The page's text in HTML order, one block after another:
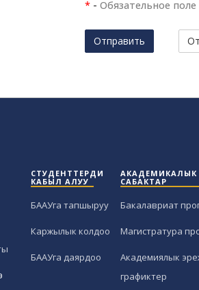
* - Обязательное поле
Отправить
СТУДЕНТТЕРДИ
КАБЫЛ АЛУУ
БААУга тапшыруу
Каржылык колдоо
БААУга даярдоо
АКАДЕМИКАЛЫК
САБАКТАР
Бакалавриат
Магистратура
Академиялык
графиктер